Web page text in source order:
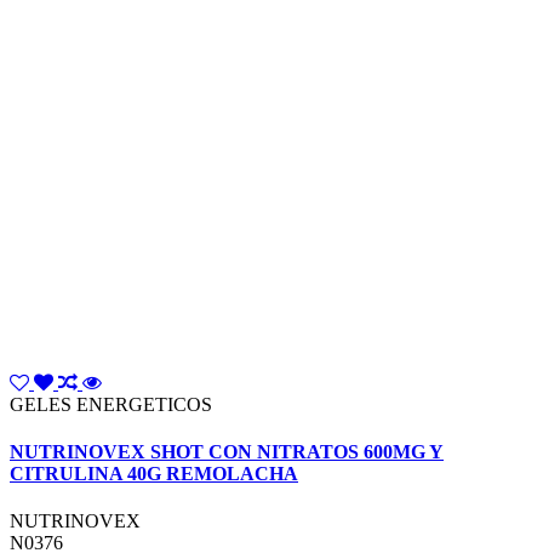
GELES ENERGETICOS
NUTRINOVEX SHOT CON NITRATOS 600MG Y
CITRULINA 40G REMOLACHA
NUTRINOVEX
N0376